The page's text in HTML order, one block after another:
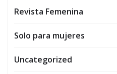
Revista Femenina
Solo para mujeres
Uncategorized